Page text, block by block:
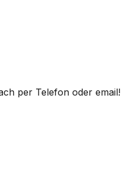
per Telefon oder email!